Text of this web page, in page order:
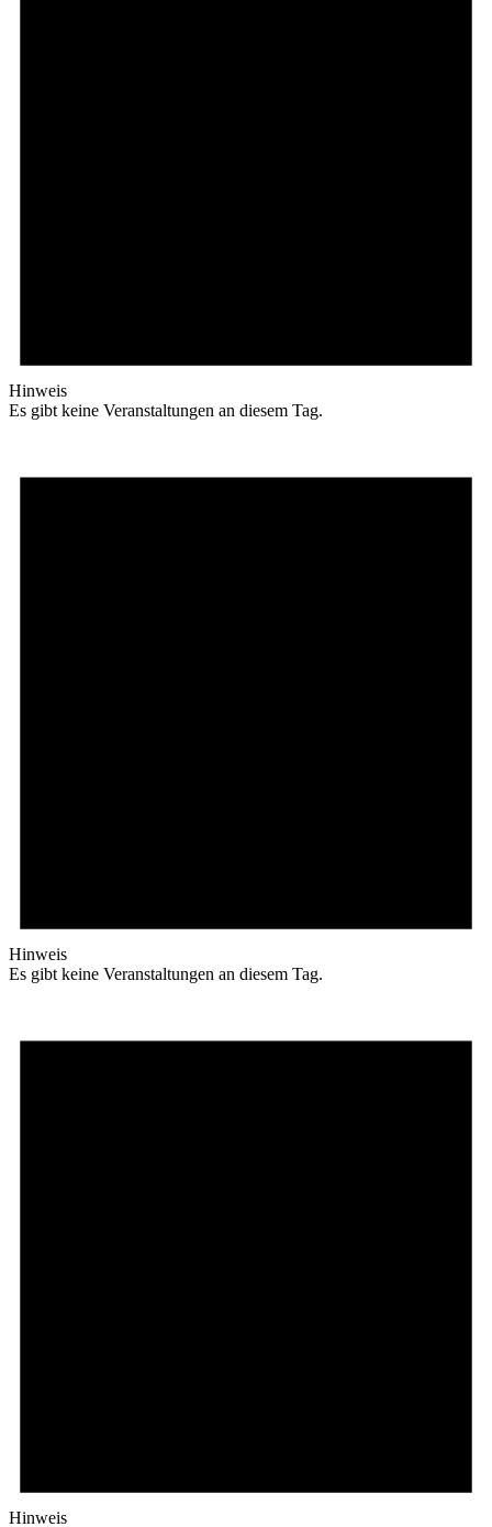
Hinweis
Es gibt keine Veranstaltungen an diesem Tag.
Hinweis
Es gibt keine Veranstaltungen an diesem Tag.
Hinweis